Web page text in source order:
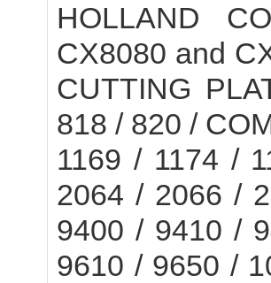
HOLLAND
CX8080 and
CUTTING
818 / 820 /
1169 / 1174 /
2064 / 2066 /
9400 / 9410 /
9610 / 9650 /